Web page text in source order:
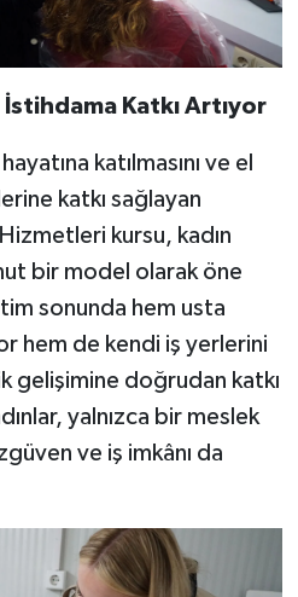
İstihdama Katkı Artıyor
katılmasını ve el
katkı sağlayan
kursu, kadın
bir model olarak öne
sonunda hem usta
hem de kendi iş yerlerini
gelişimine doğrudan katkı
yalnızca bir meslek
ve iş imkânı da